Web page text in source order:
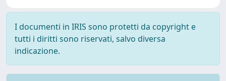
I documenti in IRIS sono protetti da copyright e
tutti i diritti sono riservati, salvo diversa
indicazione.